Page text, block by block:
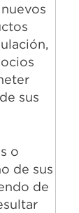
sus
o
de sus
de